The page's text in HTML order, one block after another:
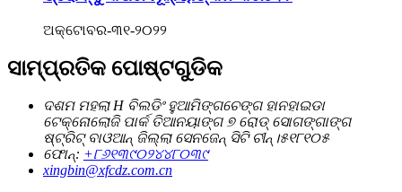
ଅକ୍ଟୋବର-୩୧-୨୦୨୨
ସାମ୍ପ୍ରତିକ ପୋଷ୍ଟଗୁଡିକ
ଦଶମ ମହଲା H ବିଲଡିଂ ହୁଆମିଙ୍ଗଚେଙ୍ଗ ହାନହାଇଡା
ଟେକ୍ନୋଲୋଜି ପାର୍କ ତିଆନୟାଙ୍ଗ ୭ ରୋଡ୍ ସୋଗଙ୍ଗାଙ୍ଗ
ଷ୍ଟ୍ରିଟ୍ ବାଓଆନ୍ ଜିଲ୍ଲା ସେନଜେନ୍ ସିଟି ଚୀନ୍।୫୧୮୧୦୫
ଫୋନ୍: +୮୬୧୩୯୦୨୪୪୮୦୩୯
xingbin@xfcdz.com.cn